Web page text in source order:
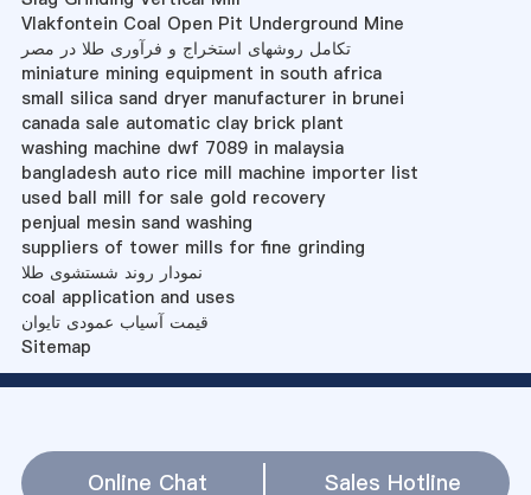
Vlakfontein Coal Open Pit Underground Mine
تکامل روشهای استخراج و فرآوری طلا در مصر
miniature mining equipment in south africa
small silica sand dryer manufacturer in brunei
canada sale automatic clay brick plant
washing machine dwf 7089 in malaysia
bangladesh auto rice mill machine importer list
used ball mill for sale gold recovery
penjual mesin sand washing
suppliers of tower mills for fine grinding
نمودار روند شستشوی طلا
coal application and uses
قیمت آسیاب عمودی تایوان
Sitemap
Online Chat Sales Hotline